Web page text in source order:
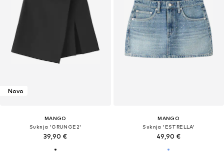
Novo
MANGO
Suknja 'GRUNGE2'
39,90 €
MANGO
Suknja 'ESTRELLA'
49,90 €